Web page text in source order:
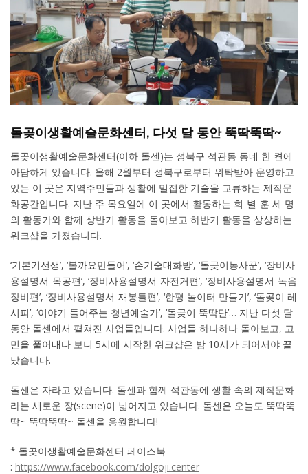
돌곶이생활예술문화센터, 다섯 달 동안 뚝딱뚝딱~
돌곶이생활예술문화센터(이하 돌센)는 성북구 석관동 동네 한 켠에
아담하게 있습니다. 올해 2월부터 성북구로부터 위탁받아 운영하고
있는 이 곳은 지역주민들과 생활에 밀접한 기술을 교류하는 제작문
화공간입니다. 지난 주 목요일에 이 곳에서 활동하는 희-별-훈 세 명
의 활동가와 함께 상반기 활동을 돌아보고 하반기 활동을 상상하는
워크샵을 가졌습니다.
‘기본기선생’, ‘볼까요만들어’, ‘손기술대화방’, ‘돌곶이농사꾼’, ‘장비사
용설명서-목공편’, ‘장비사용설명서-자전거편’, ‘장비사용설명서-녹음
장비편’, ‘장비사용설명서-재봉틀편’, ‘한평 놀이터 만들기’, ‘돌곶이 레
시피’, ‘이야기 들어주는 청년예술가’, ‘돌곶이 뚝딱단’… 지난 다섯 달
동안 돌센에서 펼쳐진 사업들입니다. 사업들 하나하나 돌아보고, 고
민을 풀어내다 보니 5시에 시작한 워크샵은 밤 10시가 되어서야 끝
났습니다.
돌센은 자라고 있습니다. 돌센과 함께 석관동에 생활 속의 제작문화
라는 새로운 장(scene)이 넓어지고 있습니다. 돌센은 오늘도 뚝딱뚝
딱~ 뚝딱뚝딱~ 돌센을 응원합니다!
* 돌곶이생활예술문화센터 페이스북
: https://www.facebook.com/dolgoji.center